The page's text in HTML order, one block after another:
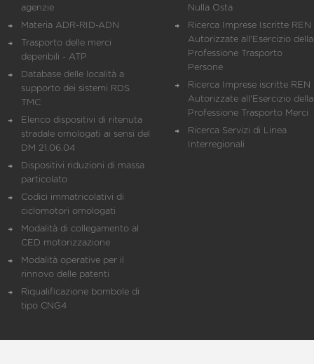
agenzie
Materia ADR-RID-ADN
Trasporto delle merci
deperibili - ATP
Database delle località a
supporto dei sistemi RDS
TMC
Elenco dispositivi di ritenuta
stradale omologati ai sensi del
DM 21.06.04
Dispositivi riduzioni di massa
particolato
Codici immatricolativi di
ciclomotori omologati
Modalità di collegamento al
CED motorizzazione
Modalità operative per il
rinnovo delle patenti
Riqualificazione bombole di
tipo CNG4
Nulla Osta
Ricerca Imprese Iscritte REN
Autorizzate all'Esercizio della
Professione Trasporto
Persone
Ricerca Imprese iscritte REN
Autorizzate all'Esercizio della
Professione Trasporto Merci
Ricerca Servizi di Linea
Interregionali